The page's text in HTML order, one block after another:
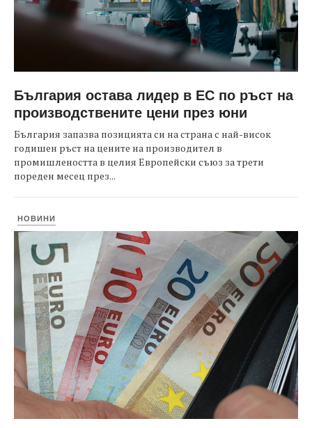
България остава лидер в ЕС по ръст на
производствените цени през юни
България запазва позицията си на страна с най-висок
годишен ръст на цените на производител в
промишлеността в целия Европейски съюз за трети
пореден месец през...
НОВИНИ